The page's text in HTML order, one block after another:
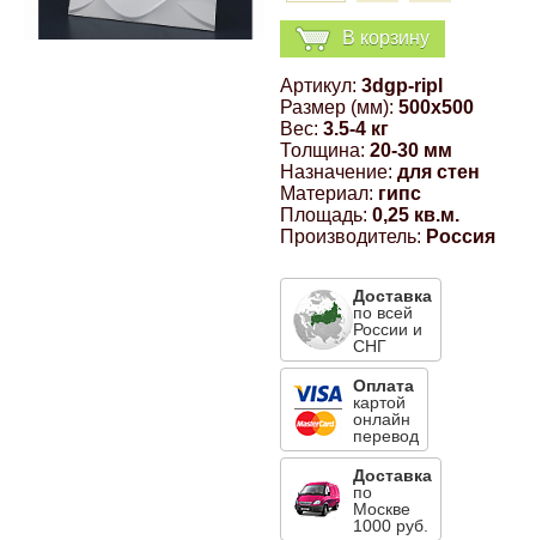
В корзину
Артикул: 3dgp-ripl
Размер (мм): 500x500
Вес: 3.5-4 кг
Толщина: 20-30 мм
Назначение: для стен
Материал: гипс
Площадь: 0,25 кв.м.
Производитель: Россия
Доставка
по всей
России и
СНГ
Оплата
картой
онлайн
перевод
Доставка
по
Москве
1000 руб.
Компрессионные фитинги Poliext
Honda
Эмали универсальные акриловые
Магнитные панели на холодильник